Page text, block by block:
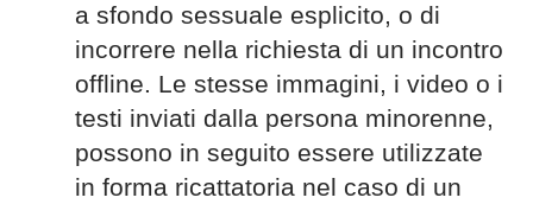
a sfondo sessuale esplicito, o di
incorrere nella richiesta di un incontro
offline. Le stesse immagini, i video o i
testi inviati dalla persona minorenne,
possono in seguito essere utilizzate
in forma ricattatoria nel caso di un